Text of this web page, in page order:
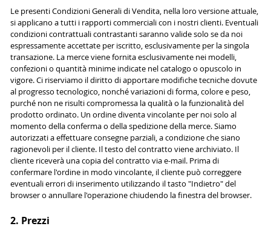
Le presenti Condizioni Generali di Vendita, nella loro versione attuale,
si applicano a tutti i rapporti commerciali con i nostri clienti. Eventuali
condizioni contrattuali contrastanti saranno valide solo se da noi
espressamente accettate per iscritto, esclusivamente per la singola
transazione. La merce viene fornita esclusivamente nei modelli,
confezioni o quantità minime indicate nel catalogo o opuscolo in
vigore. Ci riserviamo il diritto di apportare modifiche tecniche dovute
al progresso tecnologico, nonché variazioni di forma, colore e peso,
purché non ne risulti compromessa la qualità o la funzionalità del
prodotto ordinato. Un ordine diventa vincolante per noi solo al
momento della conferma o della spedizione della merce. Siamo
autorizzati a effettuare consegne parziali, a condizione che siano
ragionevoli per il cliente. Il testo del contratto viene archiviato. Il
cliente riceverà una copia del contratto via e-mail. Prima di
confermare l'ordine in modo vincolante, il cliente può correggere
eventuali errori di inserimento utilizzando il tasto "Indietro" del
browser o annullare l'operazione chiudendo la finestra del browser.
2. Prezzi